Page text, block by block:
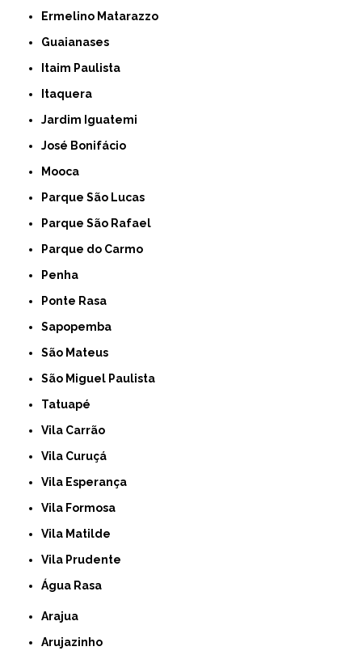
Ermelino Matarazzo
Guaianases
Itaim Paulista
Itaquera
Jardim Iguatemi
José Bonifácio
Mooca
Parque São Lucas
Parque São Rafael
Parque do Carmo
Penha
Ponte Rasa
Sapopemba
São Mateus
São Miguel Paulista
Tatuapé
Vila Carrão
Vila Curuçá
Vila Esperança
Vila Formosa
Vila Matilde
Vila Prudente
Água Rasa
Arajua
Arujazinho